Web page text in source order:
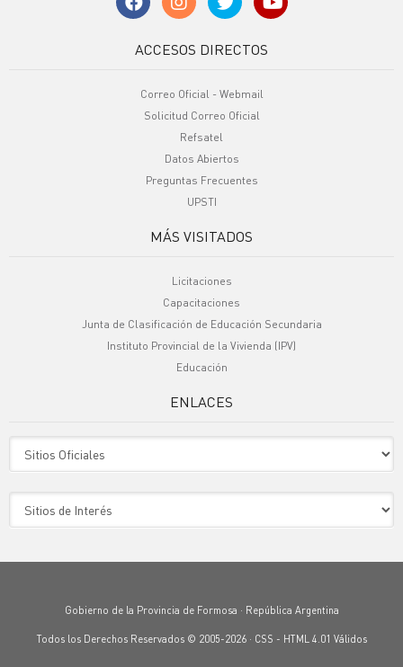
ACCESOS DIRECTOS
Correo Oficial - Webmail
Solicitud Correo Oficial
Refsatel
Datos Abiertos
Preguntas Frecuentes
UPSTI
MÁS VISITADOS
Licitaciones
Capacitaciones
Junta de Clasificación de Educación Secundaria
Instituto Provincial de la Vivienda (IPV)
Educación
ENLACES
Gobierno de la Provincia de Formosa · República Argentina
Todos los Derechos Reservados © 2005-2026 · CSS - HTML 4.01 Válidos